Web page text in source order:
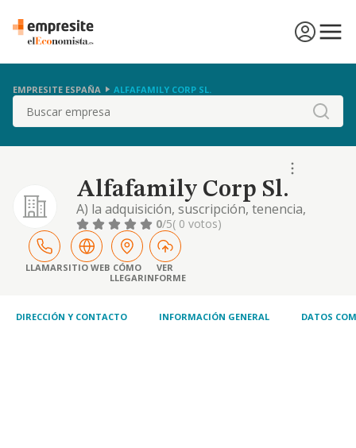
EMPRESITE ESPAÑA ALFAFAMILY CORP SL.
Buscar
Alfafamily Corp Sl.
A) la adquisición, suscripción, tenencia,
disfrute y enajenación de acciones y
participaciones sociales de sociedades
mercantiles en general". (cnae: 64.20:
actividad de las sociedades holding). b) la
dirección, gestión, control y administración
como socied
0/5( 0 votos)
LLAMARSITIO WEB CÓMO
LLEGAR
VER
INFORME
DIRECCIÓN Y CONTACTO INFORMACIÓN GENERAL DATOS